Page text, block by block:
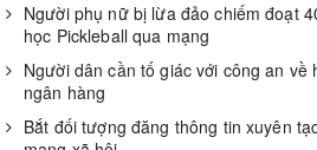
Người phụ nữ bị lừa đảo chiếm đoạt
học Pickleball qua mạng
Người dân cần tố giác với công an về
ngân hàng
Bắt đối tượng đăng thông tin xuyên